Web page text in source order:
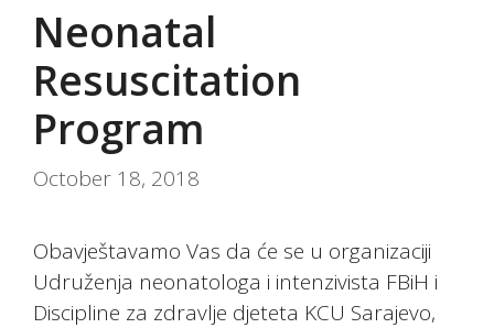
Neonatal
Resuscitation
Program
October 18, 2018
Obavještavamo Vas da će se u organizaciji
Udruženja neonatologa i intenzivista FBiH i
Discipline za zdravlje djeteta KCU Sarajevo,